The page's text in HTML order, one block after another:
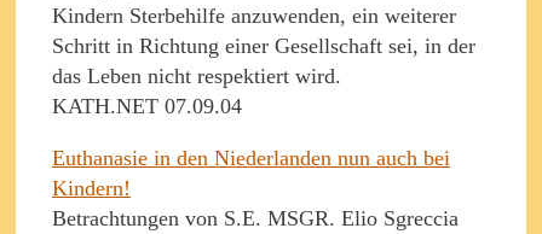
Kindern Sterbehilfe anzuwenden, ein weiterer
Schritt in Richtung einer Gesellschaft sei, in der
das Leben nicht respektiert wird.
KATH.NET 07.09.04
Euthanasie in den Niederlanden nun auch bei
Kindern!
Betrachtungen von S.E. MSGR. Elio Sgreccia